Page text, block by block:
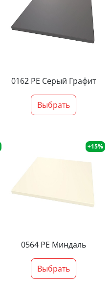
0162 PE Серый Графит
Выбрать
+15%
0564 PE Миндаль
Выбрать